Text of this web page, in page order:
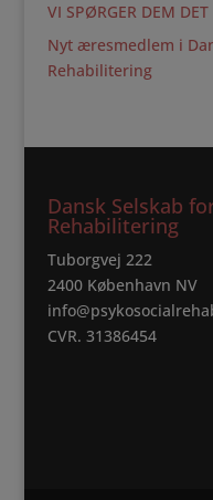
VI SPØRGER DEM
Nyt æresmedlem i
Rehabilitering
Dansk Selskab
Rehabilitering
Tuborgvej 222
2400 København NV
CVR. 31386454